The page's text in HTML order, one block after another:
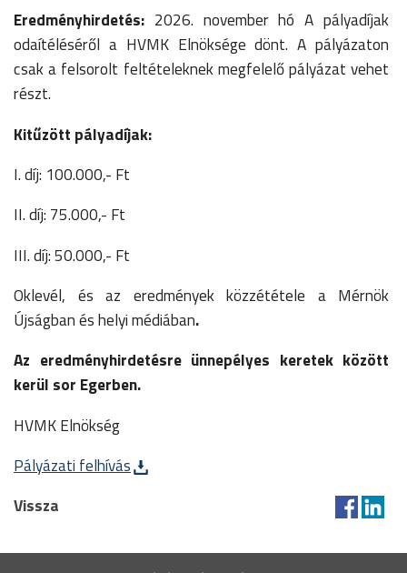
Eredményhirdetés: 2026. november hó A pályadíjak
odaítéléséről a HVMK Elnöksége dönt. A pályázaton
csak a felsorolt feltételeknek megfelelő pályázat vehet
részt.
Kitűzött pályadíjak:
I. díj: 100.000,- Ft
II. díj: 75.000,- Ft
III. díj: 50.000,- Ft
Oklevél, és az eredmények közzététele a Mérnök
Újságban és helyi médiában.
Az eredményhirdetésre ünnepélyes keretek között
kerül sor Egerben.
HVMK Elnökség
Pályázati felhívás
Vissza